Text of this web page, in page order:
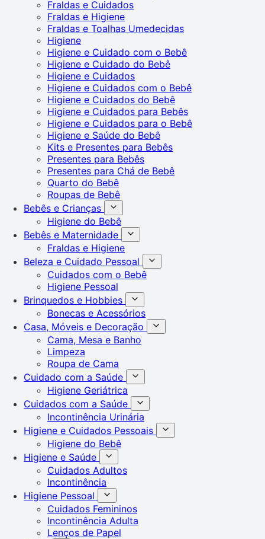
Fraldas e Cuidados
Fraldas e Higiene
Fraldas e Toalhas Umedecidas
Higiene
Higiene e Cuidado com o Bebê
Higiene e Cuidado do Bebê
Higiene e Cuidados
Higiene e Cuidados com o Bebê
Higiene e Cuidados do Bebê
Higiene e Cuidados para Bebês
Higiene e Cuidados para o Bebê
Higiene e Saúde do Bebê
Kits e Presentes para Bebês
Presentes para Bebês
Presentes para Chá de Bebê
Quarto do Bebê
Roupas de Bebê
Bebês e Crianças
Higiene do Bebê
Bebês e Maternidade
Fraldas e Higiene
Beleza e Cuidado Pessoal
Cuidados com o Bebê
Higiene Pessoal
Brinquedos e Hobbies
Bonecas e Acessórios
Casa, Móveis e Decoração
Cama, Mesa e Banho
Limpeza
Roupa de Cama
Cuidado com a Saúde
Higiene Geriátrica
Cuidados com a Saúde
Incontinência Urinária
Higiene e Cuidados Pessoais
Higiene do Bebê
Higiene e Saúde
Cuidados Adultos
Incontinência
Higiene Pessoal
Cuidados Femininos
Incontinência Adulta
Lenços de Papel